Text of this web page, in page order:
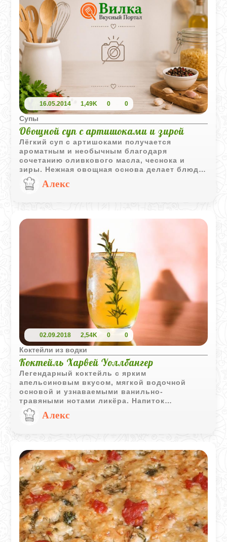
16.05.2014 1,49K 0 0
Супы
Овощной суп с артишоками и зирой
Лёгкий суп с артишоками получается
ароматным и необычным благодаря
сочетанию оливкового масла, чеснока и
зиры. Нежная овощная основа делает блюдо
одновременно сытным и свежим на вкус.
Алекс
02.09.2018 2,54K 0 0
Коктейли из водки
Коктейль Харвей Уоллбангер
Легендарный коктейль с ярким
апельсиновым вкусом, мягкой водочной
основой и узнаваемыми ванильно-
травяными нотами ликёра. Напиток
получается освежающим, насыщенным и
очень лёгким в подаче.
Алекс